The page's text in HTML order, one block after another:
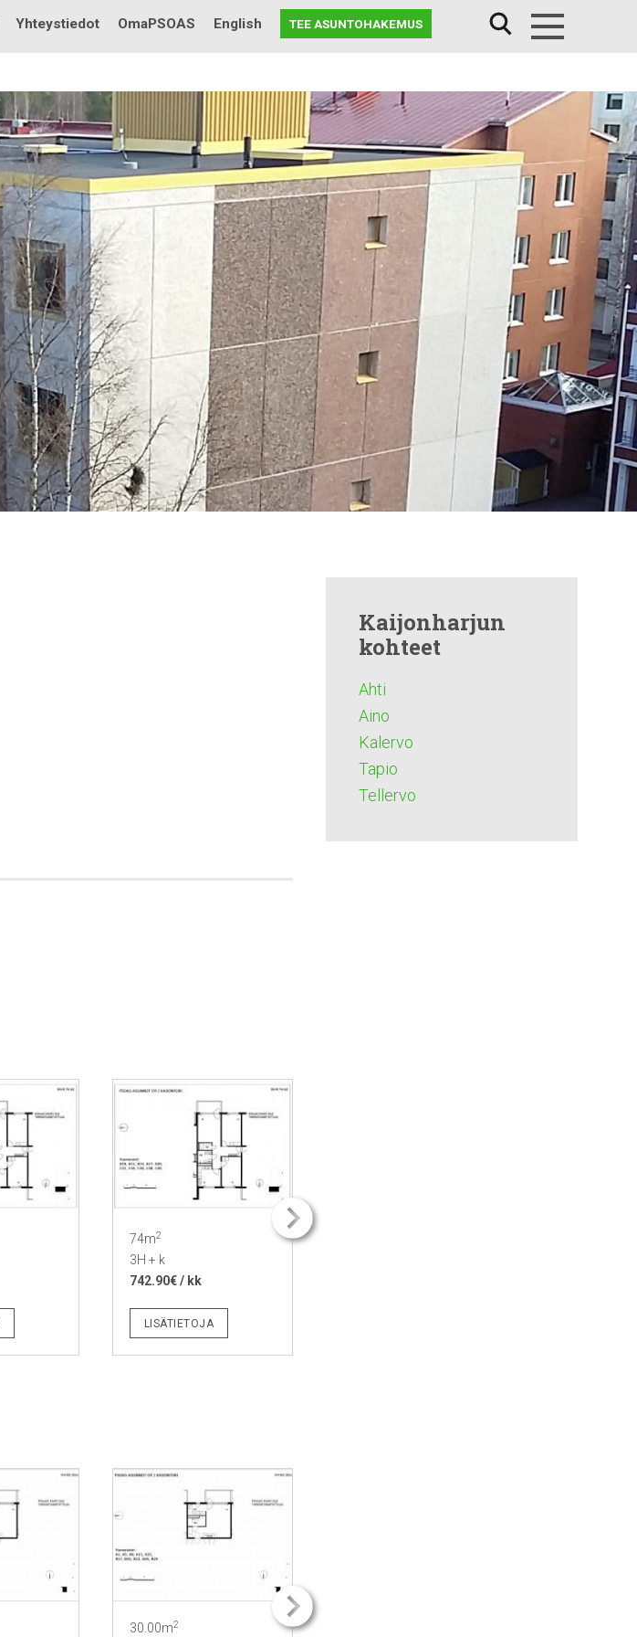
Testi
Yhteystiedot OmaPSOAS English TEE ASUNTOHAKEMUS
74m2
3H + k
742.90€ / kk
LISÄTIETOJA
30.00m2
Kaijonharjun
kohteet
Ahti
Aino
Kalervo
Tapio
Tellervo